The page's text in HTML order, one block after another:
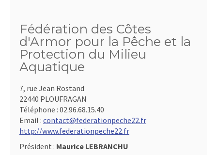
Fédération des Côtes
d'Armor pour la Pêche et la
Protection du Milieu
Aquatique
7, rue Jean Rostand
22440 PLOUFRAGAN
Téléphone : 02.96.68.15.40
Email : contact@federationpeche22.fr
http://www.federationpeche22.fr
Président : Maurice LEBRANCHU